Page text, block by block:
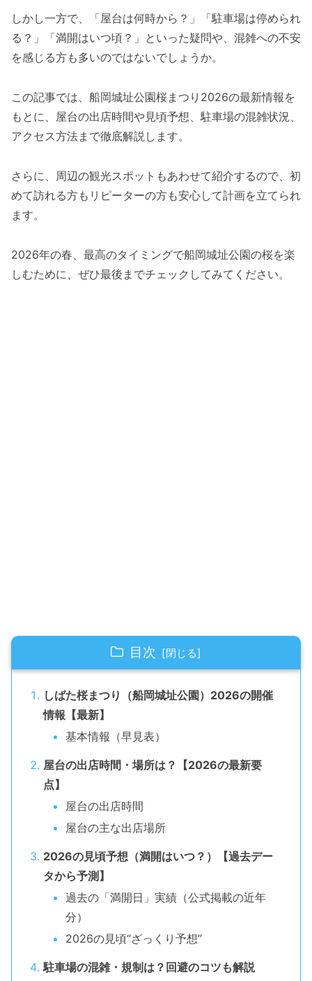
しかし一方で、「屋台は何時から？」「駐車場は停められ
る？」「満開はいつ頃？」といった疑問や、混雑への不安
を感じる方も多いのではないでしょうか。
この記事では、船岡城址公園桜まつり2026の最新情報を
もとに、屋台の出店時間や見頃予想、駐車場の混雑状況、
アクセス方法まで徹底解説します。
さらに、周辺の観光スポットもあわせて紹介するので、初
めて訪れる方もリピーターの方も安心して計画を立てられ
ます。
2026年の春、最高のタイミングで船岡城址公園の桜を楽
しむために、ぜひ最後までチェックしてみてください。
目次
しばた桜まつり（船岡城址公園）2026の開催
情報【最新】
基本情報（早見表）
屋台の出店時間・場所は？【2026の最新要
点】
屋台の出店時間
屋台の主な出店場所
2026の見頃予想（満開はいつ？）【過去デー
タから予測】
過去の「満開日」実績（公式掲載の近年
分）
2026の見頃“ざっくり予想”
駐車場の混雑・規制は？回避のコツも解説